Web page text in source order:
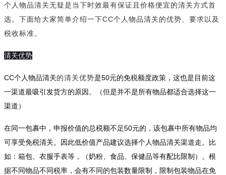
个人物品清关无疑是当下时效最有保证且价格便宜的清关方式首
选。下面给大家简单介绍一下CC个人物品清关的优势、要求以及
税收标准。
清关优势
CC个人物品清关的清关优势是50元的免税额度政策，这也是目前这
一渠道最吸引发货方的原因。（但是并不是所有物品都适合选择这一
渠道）
在同一包裹中，申报价值的总税额不足50元的，该包裹中所有物品均
可享受免税清关。因此低价值产品建议选择个人物品清关渠道走。比
如：箱包、衣服手表等，（奶粉、食品、保健品等有配比限制）。根
据不同物品不同税率，会有不同的包装数量限制，限制包装物品在免